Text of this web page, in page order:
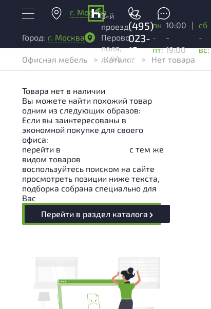
г. Москва
+7
(495)
023-
13-
03
Город: г. Москва
3-й
проезд
Перово
поля,
д. 4А
пн
-
пт:
10:00
-
19:00
|
сб
-
вс:
Офисная мебель > Каталог > Нет товара
Товара нет в наличии
Вы можете найти похожий товар
одним из следующих образов:
Если вы заинтересованы в
экономной покупке для своего
офиса:
перейти в
с тем же
видом товаров
воспользуйтесь поиском на сайте
просмотреть позиции ниже текста,
подборка собрана специально для
Вас
Перейти в раздел каталога